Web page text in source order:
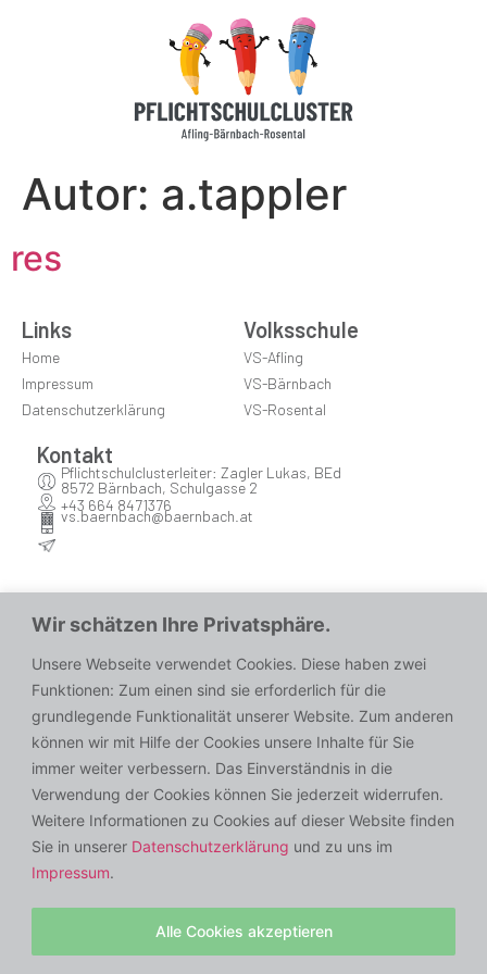
Wir schätzen Ihre Privatsphäre.
Unsere Webseite verwendet Cookies. Diese haben zwei
Funktionen: Zum einen sind sie erforderlich für die
grundlegende Funktionalität unserer Website. Zum anderen
können wir mit Hilfe der Cookies unsere Inhalte für Sie
immer weiter verbessern. Das Einverständnis in die
Verwendung der Cookies können Sie jederzeit widerrufen.
Weitere Informationen zu Cookies auf dieser Website finden
Sie in unserer Datenschutzerklärung und zu uns im
Impressum.
Alle Cookies akzeptieren
Autor: a.tappler
res
Links
Home
Impressum
Datenschutzerklärung
Volksschule
VS-Afling
VS-Bärnbach
VS-Rosental
Kontakt
Pflichtschulclusterleiter: Zagler Lukas, BEd
8572 Bärnbach, Schulgasse 2
+43 664 8471376
vs.baernbach@baernbach.at